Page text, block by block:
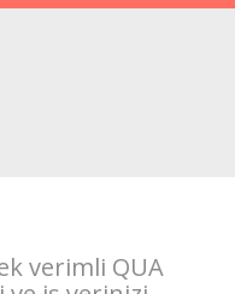
verimli QUA